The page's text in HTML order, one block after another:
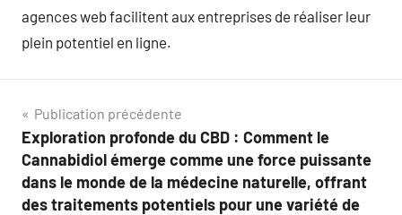
agences web facilitent aux entreprises de réaliser leur
plein potentiel en ligne.
Navigation
de
l’article
Publication précédente
Exploration profonde du CBD : Comment le
Cannabidiol émerge comme une force puissante
dans le monde de la médecine naturelle, offrant
des traitements potentiels pour une variété de